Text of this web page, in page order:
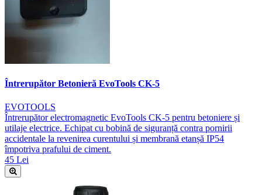
Întrerupător Betonieră EvoTools CK-5
EVOTOOLS
Întrerupător electromagnetic EvoTools CK-5 pentru betoniere și
utilaje electrice. Echipat cu bobină de siguranță contra pornirii
accidentale la revenirea curentului și membrană etanșă IP54
împotriva prafului de ciment.
45 Lei